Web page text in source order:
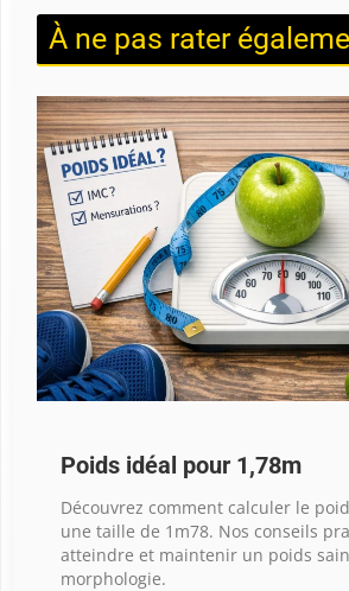
À ne pas rater
Poids idéal pour 1,78m
Découvrez comment calculer le
une taille de 1m78. Nos conseils
atteindre et maintenir un poids
morphologie.